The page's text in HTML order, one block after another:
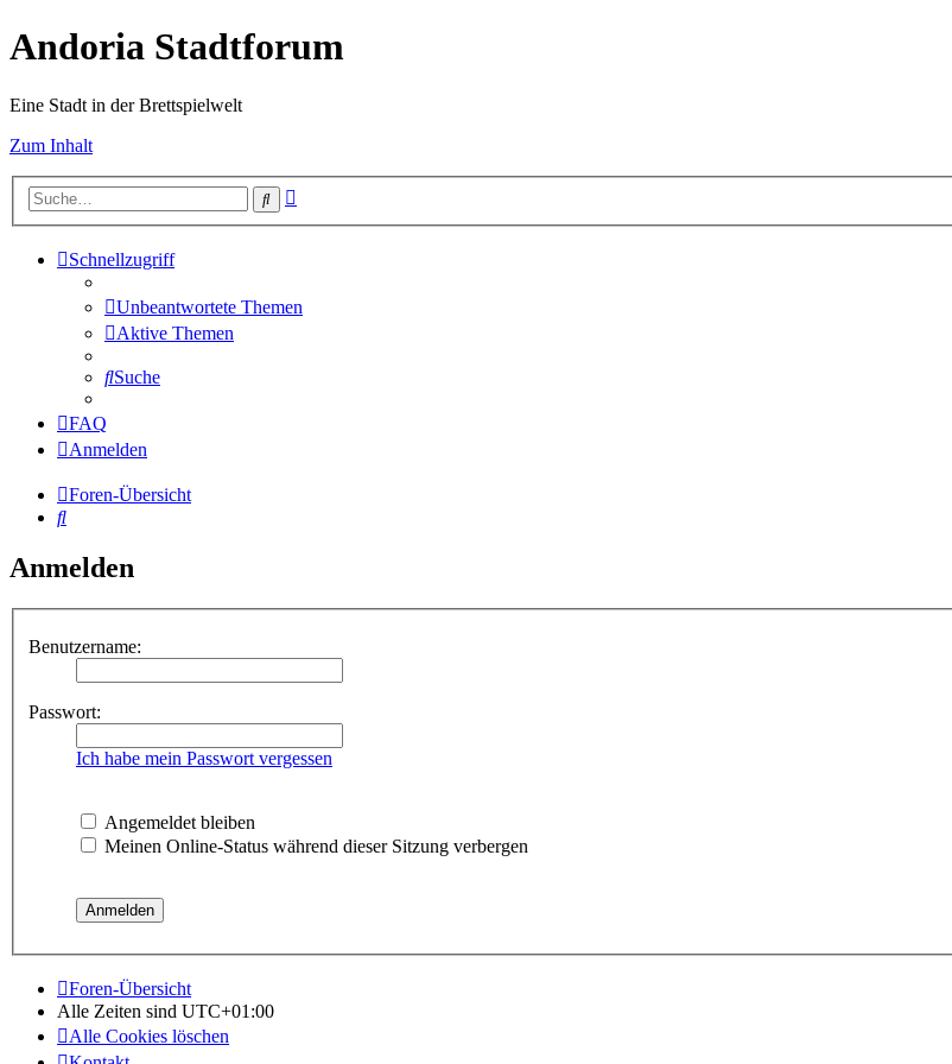
Andoria Stadtforum
Eine Stadt in der Brettspielwelt
Zum Inhalt
Suche
Schnellzugriff
Unbeantwortete Themen
Aktive Themen
Suche
FAQ
Anmelden
Foren-Übersicht
Suche
Anmelden
Benutzername:
Passwort:
Ich habe mein Passwort vergessen
Angemeldet bleiben
Meinen Online-Status während dieser Sitzung verbergen
Foren-Übersicht
Alle Zeiten sind UTC+01:00
Alle Cookies löschen